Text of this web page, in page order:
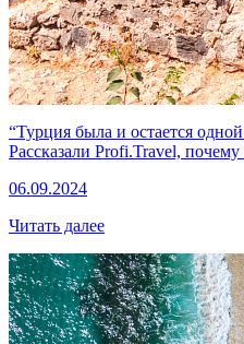
“Турция была и остается
Рассказали Profi.Travel, почему
06.09.2024
Читать далее